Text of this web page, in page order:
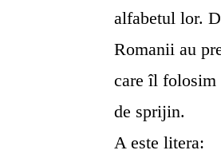
alfabetul lor.
Romanii au
care îl folosim
de sprijin.
A este litera: